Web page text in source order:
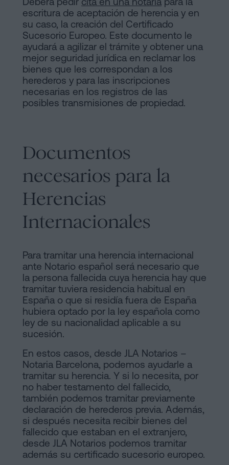
escritura de aceptación de herencia y en
su caso, la creación del Certificado
Sucesorio Europeo. Este documento le
ayudará a agilizar el trámite y obtener una
mejor seguridad jurídica en reclamar los
bienes que les correspondan a los
herederos y para las inscripciones
necesarias en los registros de las
posibles transmisiones de propiedad.
Documentos
necesarios para la
Herencias
Internacionales
Para tramitar una herencia internacional
ante Notario español será necesario que
la persona fallecida cuya herencia hay que
tramitar tuviera residencia habitual en
España o que si residía fuera de España
hubiera optado por la ley española como
ley de su nacionalidad aplicable a su
sucesión.
En estos casos, desde JLA Notarios –
Notaria Barcelona, podemos ayudarle a
tramitar su herencia. Y si lo necesita, por
no haber testamento del fallecido,
también podemos tramitar previamente
declaración de herederos previa. Además,
si después necesita recibir bienes del
fallecido que estaban en el extranjero,
desde JLA Notarios podemos tramitar
además su certificado sucesorio europeo.